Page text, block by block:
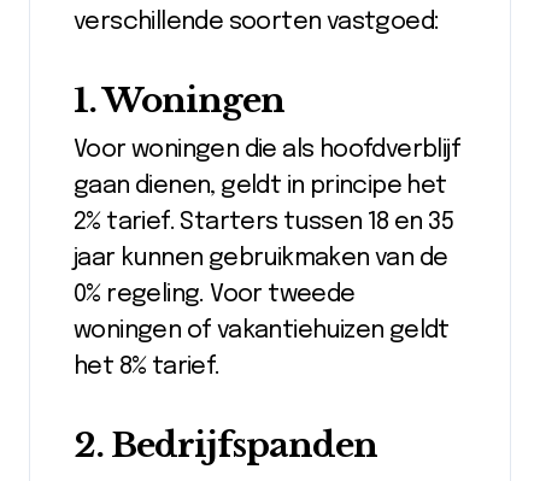
verschillende soorten vastgoed:
1. Woningen
Voor woningen die als hoofdverblijf
gaan dienen, geldt in principe het
2% tarief. Starters tussen 18 en 35
jaar kunnen gebruikmaken van de
0% regeling. Voor tweede
woningen of vakantiehuizen geldt
het 8% tarief.
2. Bedrijfspanden